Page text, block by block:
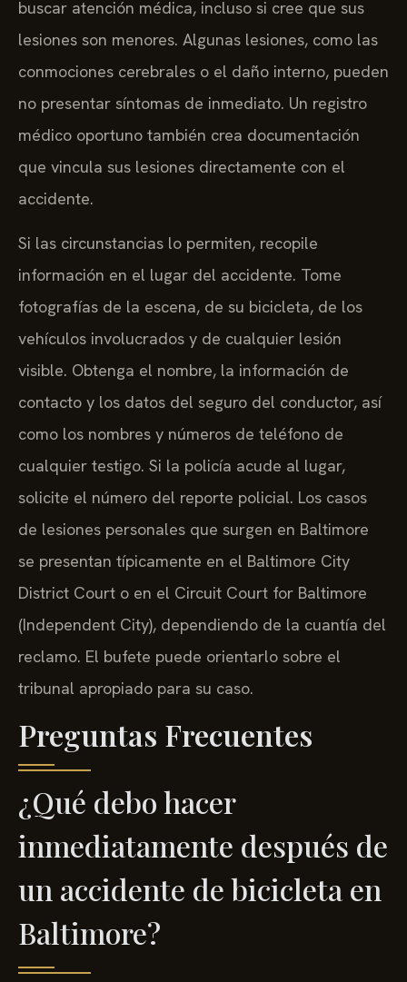
buscar atención médica, incluso si cree que sus
lesiones son menores. Algunas lesiones, como las
conmociones cerebrales o el daño interno, pueden
no presentar síntomas de inmediato. Un registro
médico oportuno también crea documentación
que vincula sus lesiones directamente con el
accidente.
Si las circunstancias lo permiten, recopile
información en el lugar del accidente. Tome
fotografías de la escena, de su bicicleta, de los
vehículos involucrados y de cualquier lesión
visible. Obtenga el nombre, la información de
contacto y los datos del seguro del conductor, así
como los nombres y números de teléfono de
cualquier testigo. Si la policía acude al lugar,
solicite el número del reporte policial. Los casos
de lesiones personales que surgen en Baltimore
se presentan típicamente en el Baltimore City
District Court o en el Circuit Court for Baltimore
(Independent City), dependiendo de la cuantía del
reclamo. El bufete puede orientarlo sobre el
tribunal apropiado para su caso.
Preguntas Frecuentes
¿Qué debo hacer
inmediatamente después de
un accidente de bicicleta en
Baltimore?